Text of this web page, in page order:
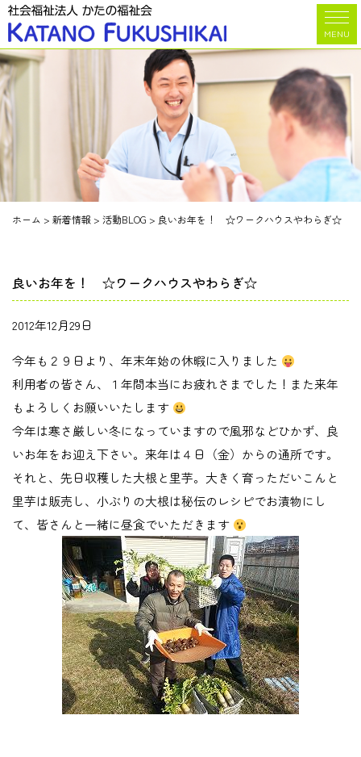
MENU
ホーム > 新着情報 > 活動BLOG > 良いお年を！ ☆ワークハウスやわらぎ☆
良いお年を！ ☆ワークハウスやわらぎ☆
2012年12月29日
今年も２９日より、年末年始の休暇に入りました
利用者の皆さん、１年間本当にお疲れさまでした！また来年
もよろしくお願いいたします
今年は寒さ厳しい冬になっていますので風邪などひかず、良
いお年をお迎え下さい。来年は４日（金）からの通所です。
それと、先日収穫した大根と里芋。大きく育っただいこんと
里芋は販売し、小ぶりの大根は秘伝のレシピでお漬物にし
て、皆さんと一緒に昼食でいただきます